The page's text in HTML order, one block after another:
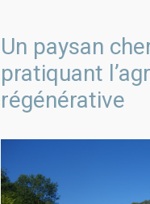
Un paysan
pratiquant
régénérative